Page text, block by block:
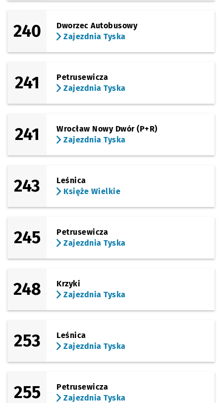
240
Dworzec Autobusowy
Zajezdnia Tyska
241
Petrusewicza
Zajezdnia Tyska
241
Wrocław Nowy Dwór (P+R)
Zajezdnia Tyska
243
Leśnica
Księże Wielkie
245
Petrusewicza
Zajezdnia Tyska
248
Krzyki
Zajezdnia Tyska
253
Leśnica
Zajezdnia Tyska
255
Petrusewicza
Zajezdnia Tyska